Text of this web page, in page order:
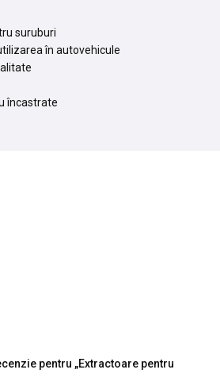
suruburi
în autovehicule
încastrate
pentru „Extractoare pentru